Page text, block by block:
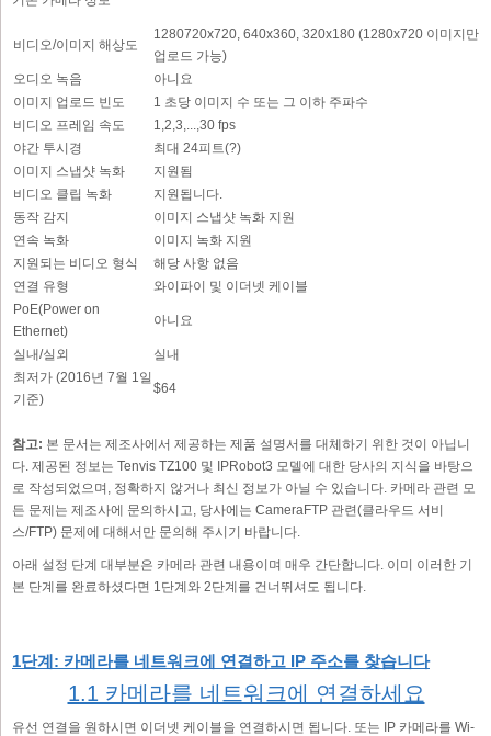
비디오/이미지 해상도
1280720x720, 640x360, 320x180 (1280x720 이미지만
업로드 가능)
오디오 녹음
아니요
이미지 업로드 빈도
1 초당 이미지 수 또는 그 이하 주파수
비디오 프레임 속도
1,2,3,...,30 fps
야간 투시경
최대 24피트(?)
이미지 스냅샷 녹화
지원됨
비디오 클립 녹화
지원됩니다.
동작 감지
이미지 스냅샷 녹화 지원
연속 녹화
이미지 녹화 지원
지원되는 비디오 형식
해당 사항 없음
연결 유형
와이파이 및 이더넷 케이블
PoE(Power on
Ethernet)
아니요
실내/실외
실내
최저가 (2016년 7월 1일
기준)
$64
참고: 본 문서는 제조사에서 제공하는 제품 설명서를 대체하기 위한 것이 아닙니
다. 제공된 정보는 Tenvis TZ100 및 IPRobot3 모델에 대한 당사의 지식을 바탕으
로 작성되었으며, 정확하지 않거나 최신 정보가 아닐 수 있습니다. 카메라 관련 모
든 문제는 제조사에 문의하시고, 당사에는 CameraFTP 관련(클라우드 서비
스/FTP) 문제에 대해서만 문의해 주시기 바랍니다.
아래 설정 단계 대부분은 카메라 관련 내용이며 매우 간단합니다. 이미 이러한 기
본 단계를 완료하셨다면 1단계와 2단계를 건너뛰셔도 됩니다.
1단계: 카메라를 네트워크에 연결하고 IP 주소를 찾습니다
1.1 카메라를 네트워크에 연결하세요
유선 연결을 원하시면 이더넷 케이블을 연결하시면 됩니다. 또는 IP 카메라를 Wi-